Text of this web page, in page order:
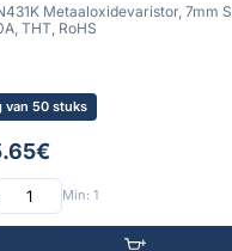
Metaaloxidevaristor, 7mm
THT, RoHS
van 50 stuks
Min: 1